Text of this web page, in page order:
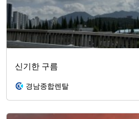
신기한 구름
경남종합렌탈